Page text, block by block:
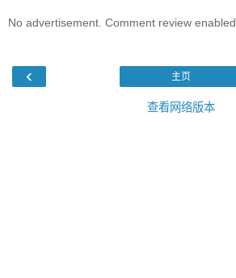
No advertisement. Comment review enabled.
‹ 主页
查看网络版本